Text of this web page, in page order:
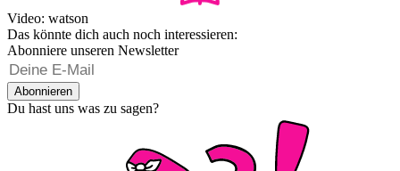
Video: watson
Das könnte dich auch noch interessieren:
Abonniere unseren Newsletter
Abonnieren
Du hast uns was zu sagen?